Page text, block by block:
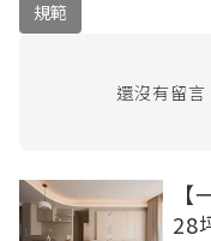
規範
還沒有留言
28